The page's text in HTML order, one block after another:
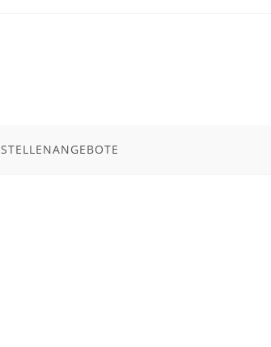
STELLENANGEBOTE